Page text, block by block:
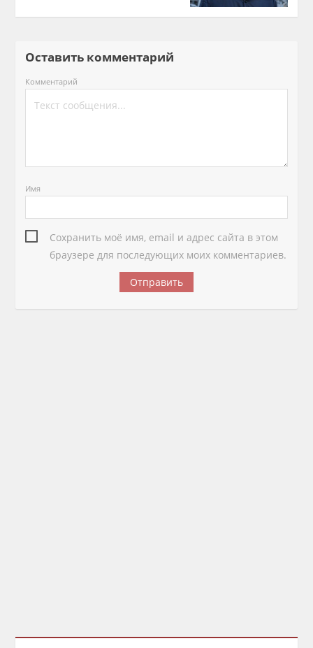
Оставить комментарий
Комментарий
Имя
Сохранить моё имя, email и адрес сайта в этом
браузере для последующих моих комментариев.